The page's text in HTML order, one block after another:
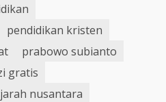
pendidikan kristen
prabowo subianto
gratis
nusantara